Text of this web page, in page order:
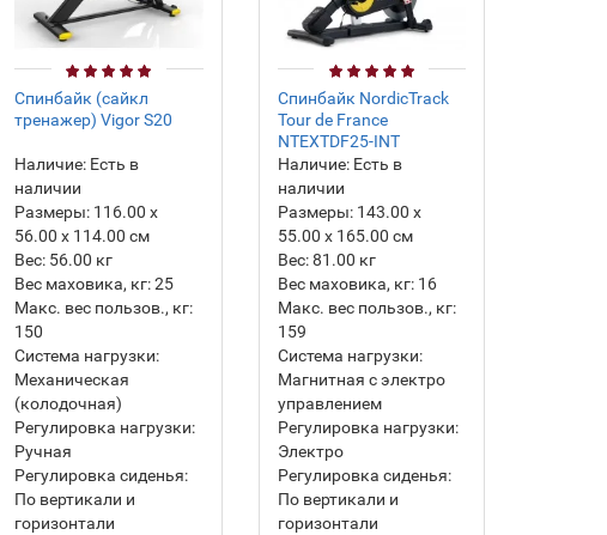
Спинбайк (сайкл
тренажер) Vigor S20
Наличие: Есть в
наличии
Размеры: 116.00 х
56.00 х 114.00 см
Вес: 56.00 кг
Вес маховика, кг:25
Макс. вес пользов., кг:
150
Система нагрузки:
Механическая
(колодочная)
Регулировка нагрузки:
Ручная
Регулировка сиденья:
По вертикали и
горизонтали
Спинбайк NordicTrack
Tour de France
NTEXTDF25-INT
Наличие:Есть в
наличии
Размеры:143.00 х
55.00 х 165.00 см
Вес: 81.00 кг
Вес маховика, кг:16
Макс. вес пользов., кг:
159
Система нагрузки:
Магнитная с электро
управлением
Регулировка нагрузки:
Электро
Регулировка сиденья:
По вертикали и
горизонтали